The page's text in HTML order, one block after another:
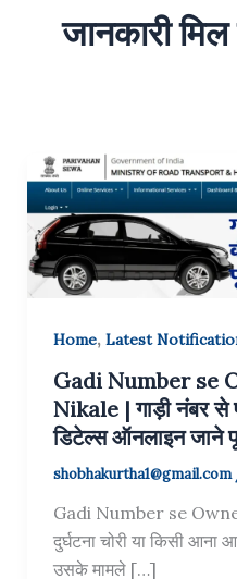
जानकारी
Home, Latest
Gadi Number se
Nikale | गाड़ी नंबर से
डिटेल्स ऑनलाइन जाने
shobhakurtha1@gmail.com
Gadi Number se
दुर्घटना चोरी या किसी आना
उसके मामले […]